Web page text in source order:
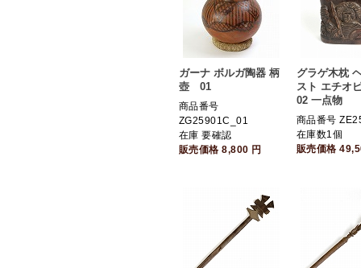
ガーナ ボルガ陶器 柄
壺 01
商品番号
ZG25901C_01
在庫 要確認
販売価格8,800 円
グラゲ木枕
スト エチオ
02 一点物
商品番号
在庫数1個
販売価格